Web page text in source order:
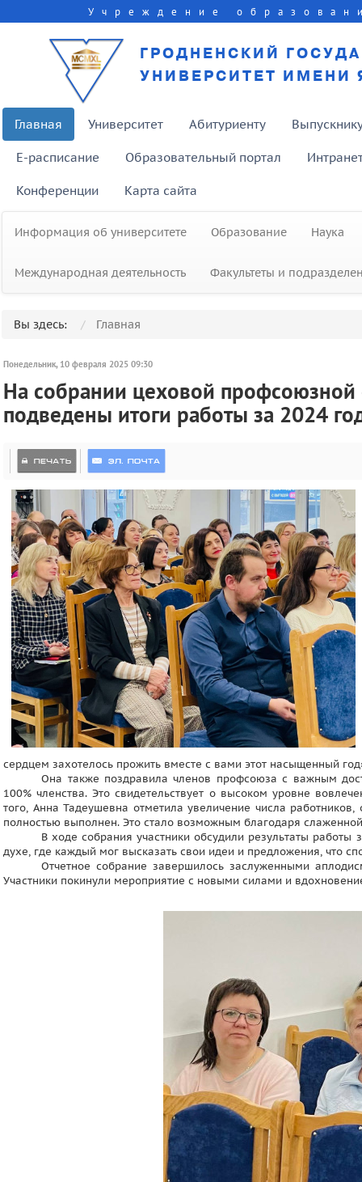
Учреждение
ГРОДНЕНСКИЙ
УНИВЕРСИТЕТ ИМЕНИ
Главная Университет Абитуриенту
E-расписание Образовательный портал
Конференции Карта сайта
Информация об университете Образование Наука
Международная деятельность Факультеты и
Вы здесь: Главная
Понедельник, 10 февраля 2025 09:30
На собрании цеховой профсоюзной
подведены итоги работы за 2024
сердцем захотелось прожить вместе с вами этот насыщенный
Она также поздравила членов профсоюза с важным
100% членства. Это свидетельствует о высоком уровне
того, Анна Тадеушевна отметила увеличение числа
полностью выполнен. Это стало возможным благодаря
В ходе собрания участники обсудили результаты
духе, где каждый мог высказать свои идеи и предложения, что
Отчетное собрание завершилось заслуженными
Участники покинули мероприятие с новыми силами и